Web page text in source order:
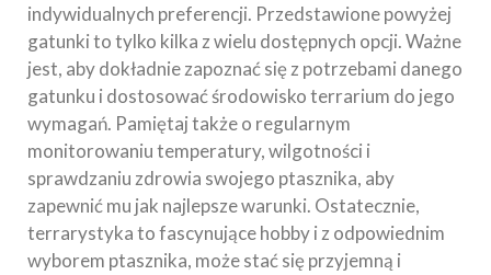
indywidualnych preferencji. Przedstawione powyżej
gatunki to tylko kilka z wielu dostępnych opcji. Ważne
jest, aby dokładnie zapoznać się z potrzebami danego
gatunku i dostosować środowisko terrarium do jego
wymagań. Pamiętaj także o regularnym
monitorowaniu temperatury, wilgotności i
sprawdzaniu zdrowia swojego ptasznika, aby
zapewnić mu jak najlepsze warunki. Ostatecznie,
terrarystyka to fascynujące hobby i z odpowiednim
wyborem ptasznika, może stać się przyjemną i